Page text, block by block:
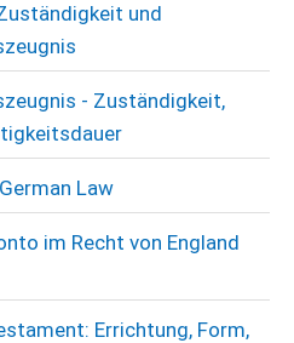
und
- Zuständigkeit,
Law
im Recht von England
Errichtung, Form,